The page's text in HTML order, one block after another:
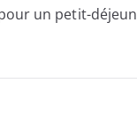
un petit-